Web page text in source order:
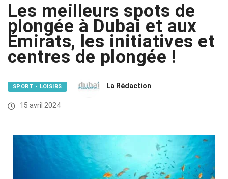
Les meilleurs spots de
plongée à Dubai et aux
Émirats, les initiatives et
centres de plongée !
SPORT - LOISIRS La Rédaction
15 avril 2024